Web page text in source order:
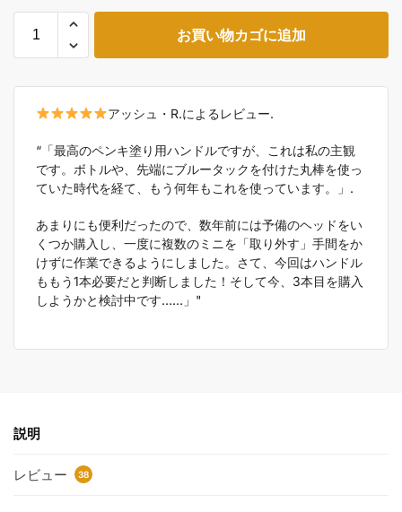
お買い物カゴに追加
アッシュ・R.によるレビュー.
“「最高のペンキ塗り用ハンドルですが、これは私の主観
です。ボトルや、先端にブルータックを付けた丸棒を使っ
ていた時代を経て、もう何年もこれを使っています。」.
あまりにも便利だったので、数年前には予備のヘッドをい
くつか購入し、一度に複数のミニを「取り外す」手間をか
けずに作業できるようにしました。さて、今回はハンドル
ももう1本必要だと判断しました！そして今、3本目を購入
しようかと検討中です……」"
説明
レビュー 38